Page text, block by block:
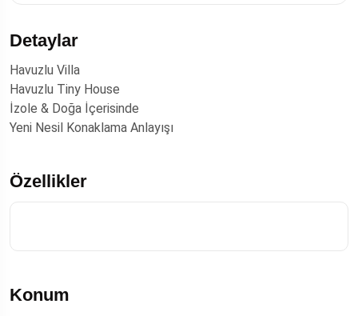
Detaylar
Havuzlu Villa
Havuzlu Tiny House
İzole & Doğa İçerisinde
Yeni Nesil Konaklama Anlayışı
Özellikler
Konum